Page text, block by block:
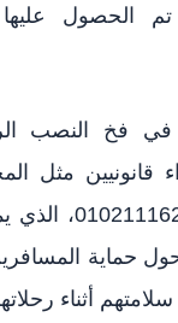
تم الحصول
في فخ النصب
قانونيين مثل
شمس عبر
حول حماية
أثناء